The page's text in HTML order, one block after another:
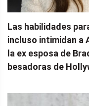
Las habilidades
incluso intimidan a
la ex esposa de
besadoras de